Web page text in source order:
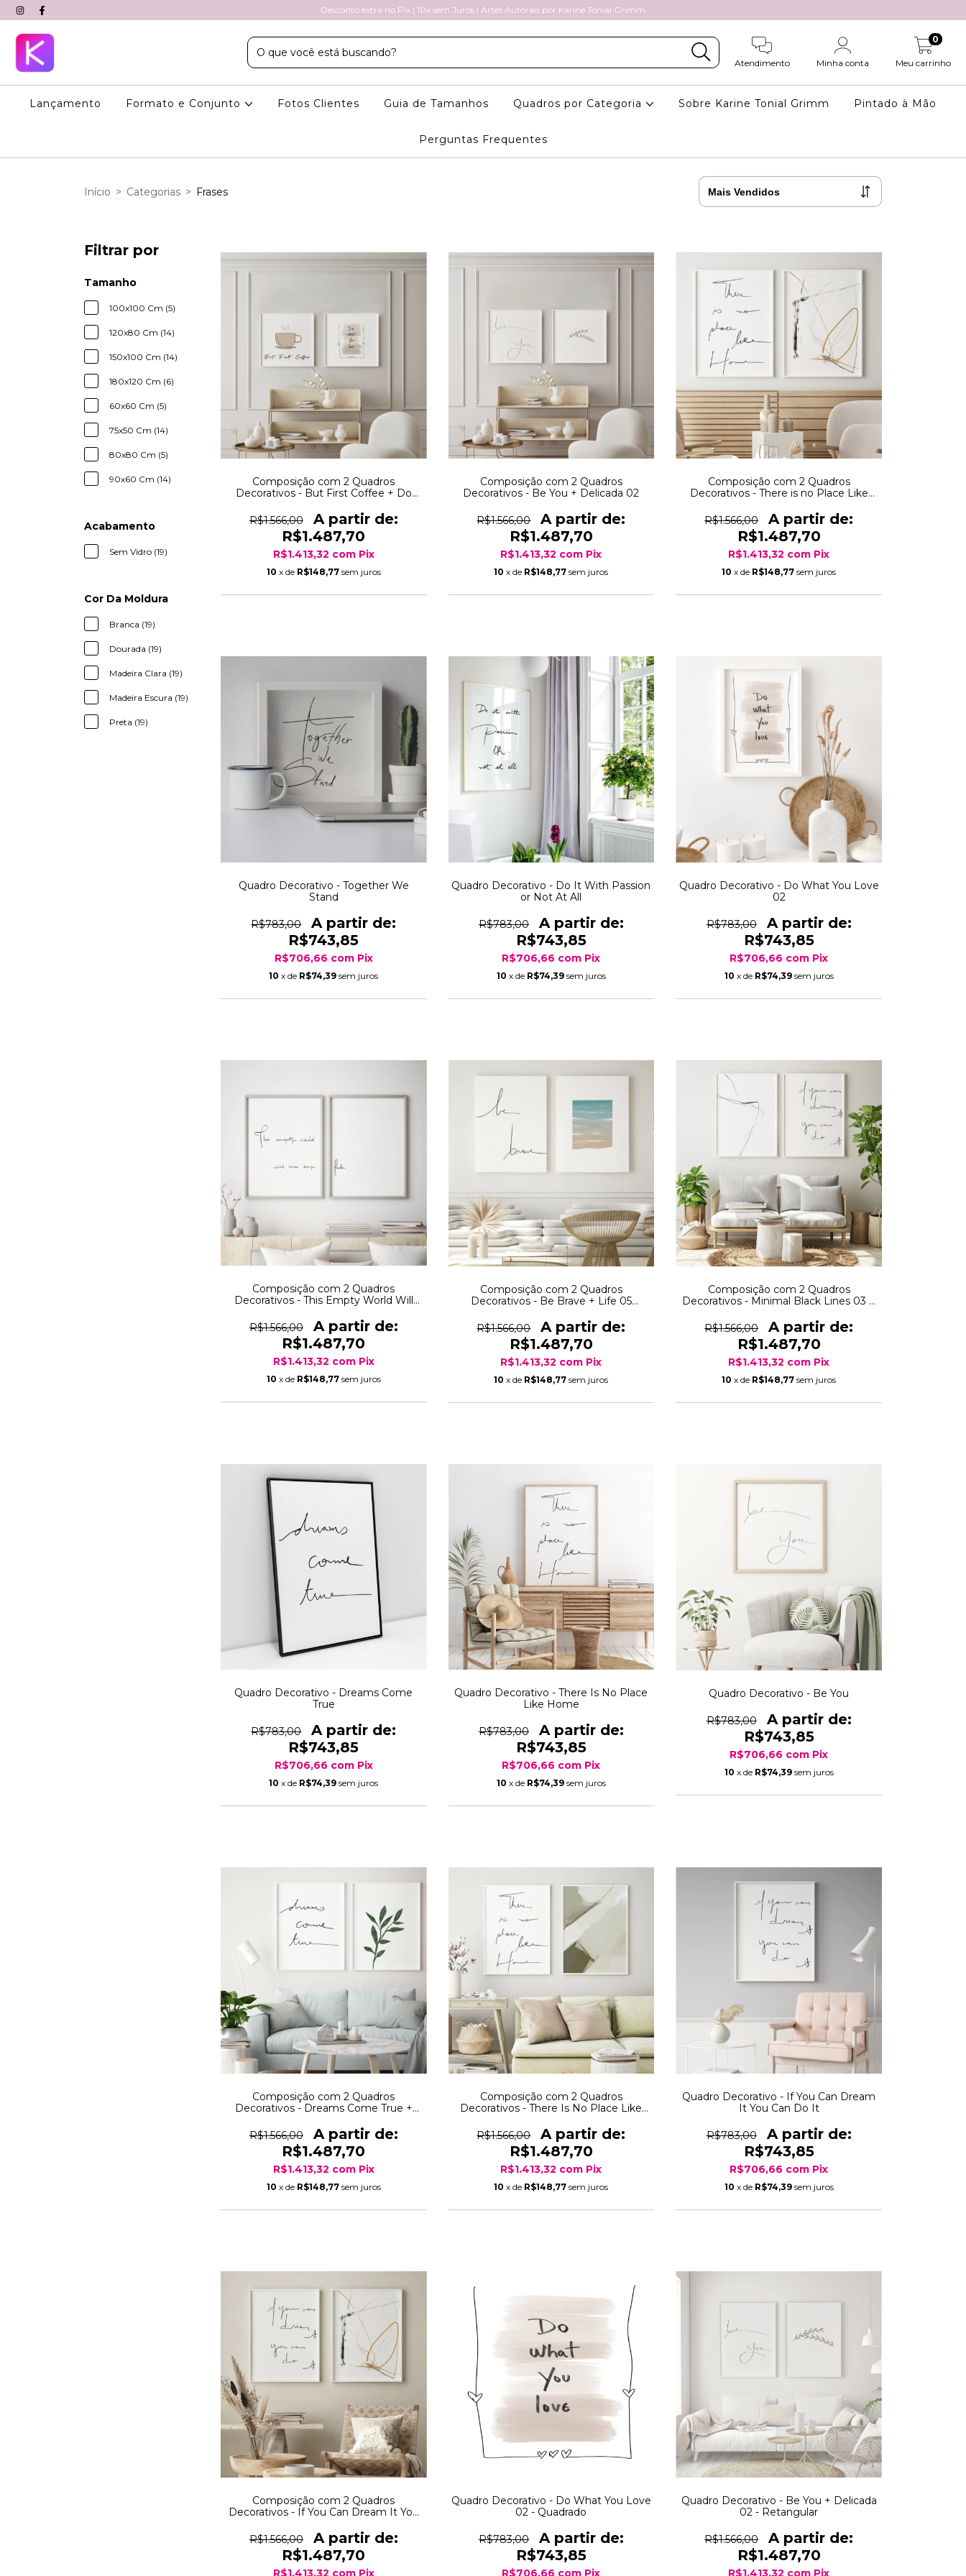
Desconto extra no Pix | 10x sem Juros | Artes Autorais por Karine Tonial Grimm
Atendimento Minha conta Meu carrinho
0
Lançamento Formato e Conjunto Fotos Clientes Guia de Tamanhos Quadros por Categoria Sobre Karine Tonial Grimm Pintado à Mão
Perguntas Frequentes
Início > Categorias > Frases
Filtrar por
Tamanho
100x100 Cm (5)
120x80 Cm (14)
150x100 Cm (14)
180x120 Cm (6)
60x60 Cm (5)
75x50 Cm (14)
80x80 Cm (5)
90x60 Cm (14)
Acabamento
Sem Vidro (19)
Cor Da Moldura
Branca (19)
Dourada (19)
Madeira Clara (19)
Madeira Escura (19)
Preta (19)
Composição com 2 Quadros
Decorativos - But First Coffee + Do
R$1.566,00
R$1.487,70
R$1.413,32 com Pix
10 x de R$148,77 sem juros
Composição com 2 Quadros
Decorativos - Be You + Delicada 02
R$1.566,00
R$1.487,70
R$1.413,32 com Pix
10 x de R$148,77 sem juros
Composição com 2 Quadros
Decorativos - There is no Place Like
R$1.566,00
R$1.487,70
R$1.413,32 com Pix
10 x de R$148,77 sem juros
Quadro Decorativo - Together We
Stand
R$783,00
R$743,85
R$706,66 com Pix
10 x de R$74,39 sem juros
Quadro Decorativo - Do It With Passion
or Not At All
R$783,00
R$743,85
R$706,66 com Pix
10 x de R$74,39 sem juros
Quadro Decorativo - Do What You Love
02
R$783,00
R$743,85
R$706,66 com Pix
10 x de R$74,39 sem juros
Composição com 2 Quadros
Decorativos - This Empty World Will
R$1.566,00
R$1.487,70
R$1.413,32 com Pix
10 x de R$148,77 sem juros
Composição com 2 Quadros
Decorativos - Be Brave + Life 05
R$1.566,00
R$1.487,70
R$1.413,32 com Pix
10 x de R$148,77 sem juros
Composição com 2 Quadros
Decorativos - Minimal Black Lines 03 +
R$1.566,00
R$1.487,70
R$1.413,32 com Pix
10 x de R$148,77 sem juros
Quadro Decorativo - Dreams Come
True
R$783,00
R$743,85
R$706,66 com Pix
10 x de R$74,39 sem juros
Quadro Decorativo - There Is No Place
Like Home
R$783,00
R$743,85
R$706,66 com Pix
10 x de R$74,39 sem juros
Quadro Decorativo - Be You
R$783,00
R$743,85
R$706,66 com Pix
10 x de R$74,39 sem juros
Composição com 2 Quadros
Decorativos - Dreams Come True +
R$1.566,00
R$1.487,70
R$1.413,32 com Pix
10 x de R$148,77 sem juros
Composição com 2 Quadros
Decorativos - There Is No Place Like
R$1.566,00
R$1.487,70
R$1.413,32 com Pix
10 x de R$148,77 sem juros
Quadro Decorativo - If You Can Dream
It You Can Do It
R$783,00
R$743,85
R$706,66 com Pix
10 x de R$74,39 sem juros
Composição com 2 Quadros
Decorativos - If You Can Dream It You
R$1.566,00
R$1.487,70
R$1.413,32 com Pix
Quadro Decorativo - Do What You Love
02 - Quadrado
R$783,00
R$743,85
R$706,66 com Pix
Quadro Decorativo - Be You + Delicada
02 - Retangular
R$1.566,00
R$1.487,70
R$1.413,32 com Pix